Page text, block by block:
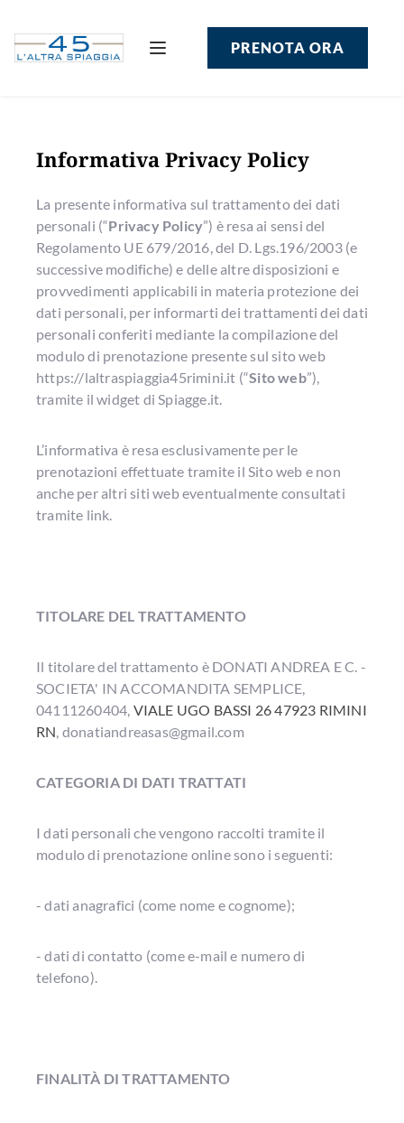
PRENOTA ORA
Informativa Privacy Policy
La presente informativa sul trattamento dei dati
personali (“Privacy Policy”) è resa ai sensi del
Regolamento UE 679/2016, del D. Lgs.196/2003 (e
successive modifiche) e delle altre disposizioni e
provvedimenti applicabili in materia protezione dei
dati personali, per informarti dei trattamenti dei dati
personali conferiti mediante la compilazione del
modulo di prenotazione presente sul sito web
https://laltraspiaggia45rimini.it (“Sito web”),
tramite il widget di Spiagge.it.
L’informativa è resa esclusivamente per le
prenotazioni effettuate tramite il Sito web e non
anche per altri siti web eventualmente consultati
tramite link.
TITOLARE DEL TRATTAMENTO
Il titolare del trattamento è DONATI ANDREA E C. -
SOCIETA' IN ACCOMANDITA SEMPLICE,
04111260404, VIALE UGO BASSI 26 47923 RIMINI
RN, donatiandreasas@gmail.com
CATEGORIA DI DATI TRATTATI
I dati personali che vengono raccolti tramite il
modulo di prenotazione online sono i seguenti:
- dati anagrafici (come nome e cognome);
- dati di contatto (come e-mail e numero di
telefono).
FINALITÀ DI TRATTAMENTO